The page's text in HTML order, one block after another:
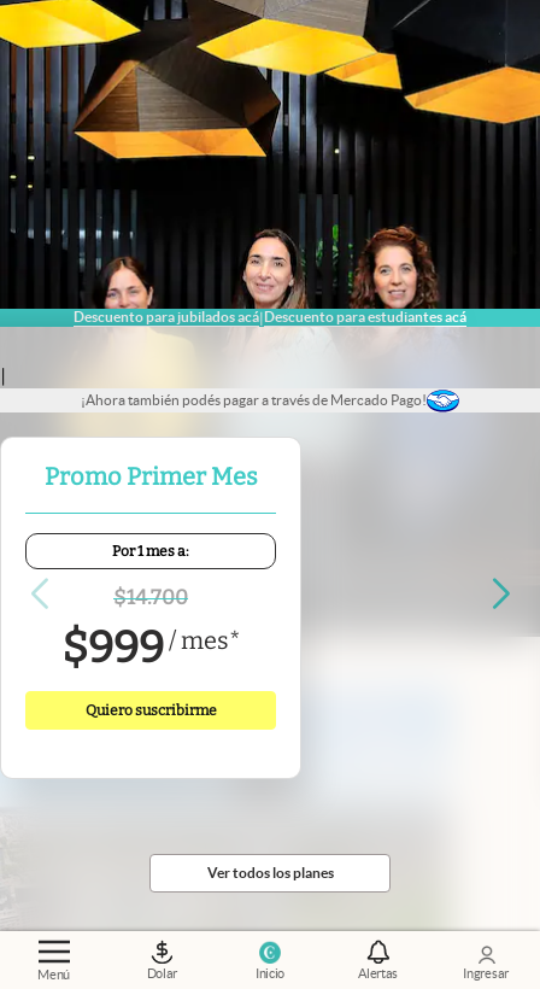
Menú Dolar Inicio Alertas Ingresar
Descuento para jubilados acá|Descuento para estudiantes acá
|
¡Ahora también podés pagar a través de Mercado Pago!
Promo Primer Mes
Por 1 mes a:
$14.700
$999/mes*
Quiero suscribirme
Ver todos los planes
"Donde nacen las estrellas"
conectar: cómo es Nébula, la comunidad que
apuesta por el nuevo liderazgo femenino